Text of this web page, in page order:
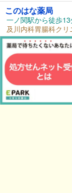
このはな薬局
一ノ関駅から徒歩
及川内科胃腸科ク